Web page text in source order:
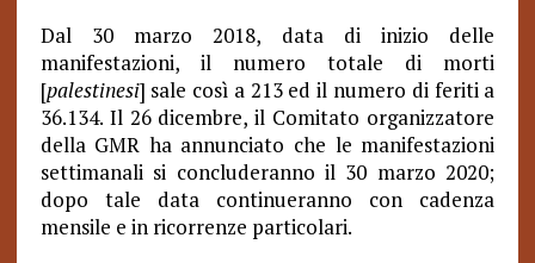
Dal 30 marzo 2018, data di inizio delle
manifestazioni, il numero totale di morti
[palestinesi] sale così a 213 ed il numero di feriti a
36.134. Il 26 dicembre, il Comitato organizzatore
della GMR ha annunciato che le manifestazioni
settimanali si concluderanno il 30 marzo 2020;
dopo tale data continueranno con cadenza
mensile e in ricorrenze particolari.